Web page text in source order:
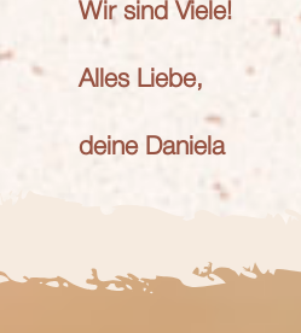
Wir sind Viele!
Alles Liebe,
deine Daniela